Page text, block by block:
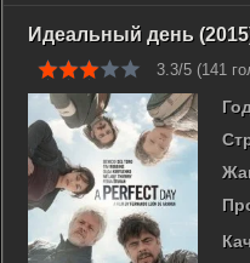
Идеальный день
3.3/5 (141